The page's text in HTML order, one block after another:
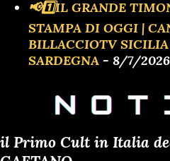
📢1️⃣IL GRANDE
STAMPA DI OGGI |
BILLACCIOTV SICILIA
SARDEGNA - 8/7/2026
il Primo Cult in Italia